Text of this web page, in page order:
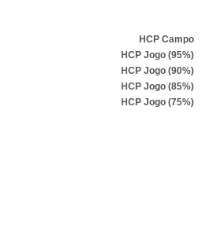
HCP Campo
HCP Jogo (95%)
HCP Jogo (90%)
HCP Jogo (85%)
HCP Jogo (75%)